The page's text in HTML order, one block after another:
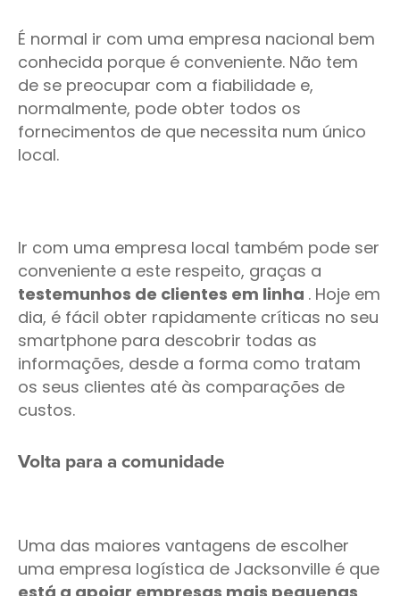
É normal ir com uma empresa nacional bem
conhecida porque é conveniente. Não tem
de se preocupar com a fiabilidade e,
normalmente, pode obter todos os
fornecimentos de que necessita num único
local.
Ir com uma empresa local também pode ser
conveniente a este respeito, graças a
testemunhos de clientes em linha . Hoje em
dia, é fácil obter rapidamente críticas no seu
smartphone para descobrir todas as
informações, desde a forma como tratam
os seus clientes até às comparações de
custos.
Volta para a comunidade
Uma das maiores vantagens de escolher
uma empresa logística de Jacksonville é que